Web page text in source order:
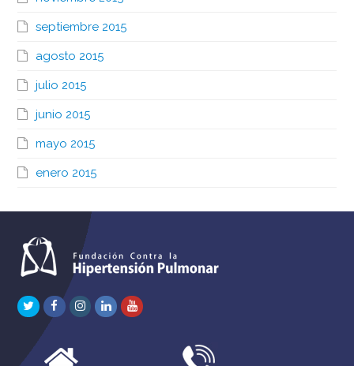
septiembre 2015
agosto 2015
julio 2015
junio 2015
mayo 2015
enero 2015
TwitterFacebook
Instagram
LinkedInYoutube